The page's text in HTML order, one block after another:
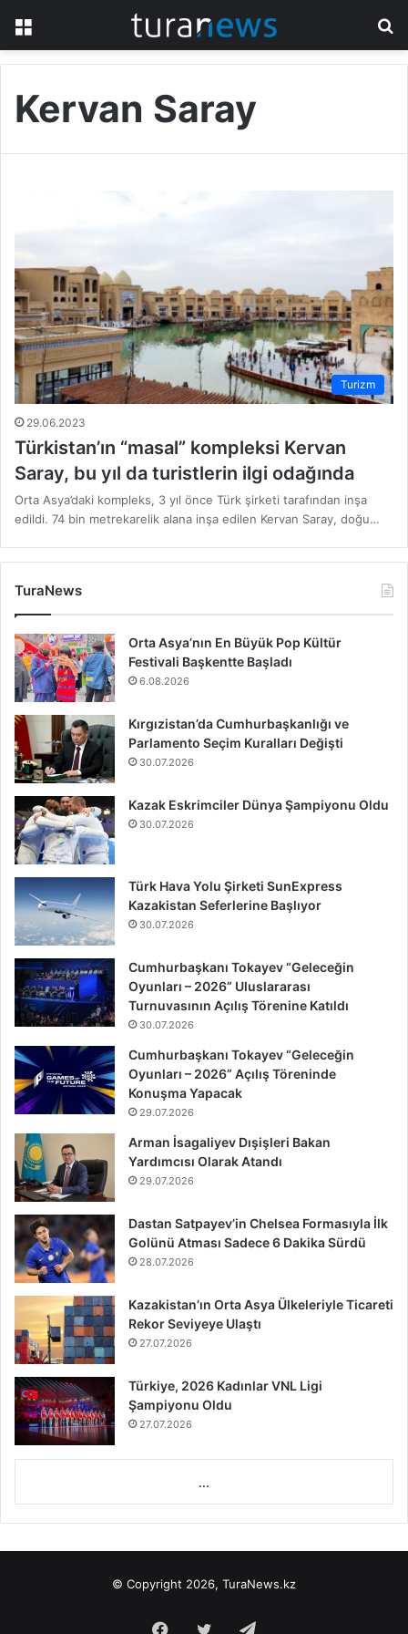
Kervan Saray
Turizm
29.06.2023
Türkistan’ın “masal” kompleksi Kervan
Saray, bu yıl da turistlerin ilgi odağında
Orta Asya’daki kompleks, 3 yıl önce Türk şirketi tarafından inşa
edildi. 74 bin metrekarelik alana inşa edilen Kervan Saray, doğu…
TuraNews
Orta Asya’nın En Büyük Pop Kültür
Festivali Başkentte Başladı
6.08.2026
Kırgızistan’da Cumhurbaşkanlığı ve
Parlamento Seçim Kuralları Değişti
30.07.2026
Kazak Eskrimciler Dünya Şampiyonu Oldu
30.07.2026
Türk Hava Yolu Şirketi SunExpress
Kazakistan Seferlerine Başlıyor
30.07.2026
Cumhurbaşkanı Tokayev “Geleceğin
Oyunları – 2026” Uluslararası
Turnuvasının Açılış Törenine Katıldı
30.07.2026
Cumhurbaşkanı Tokayev “Geleceğin
Oyunları – 2026” Açılış Töreninde
Konuşma Yapacak
29.07.2026
Arman İsagaliyev Dışişleri Bakan
Yardımcısı Olarak Atandı
29.07.2026
Dastan Satpayev’in Chelsea Formasıyla İlk
Golünü Atması Sadece 6 Dakika Sürdü
28.07.2026
Kazakistan’ın Orta Asya Ülkeleriyle Ticareti
Rekor Seviyeye Ulaştı
27.07.2026
Türkiye, 2026 Kadınlar VNL Ligi
Şampiyonu Oldu
27.07.2026
...
© Copyright 2026, TuraNews.kz
Facebook
Twitter